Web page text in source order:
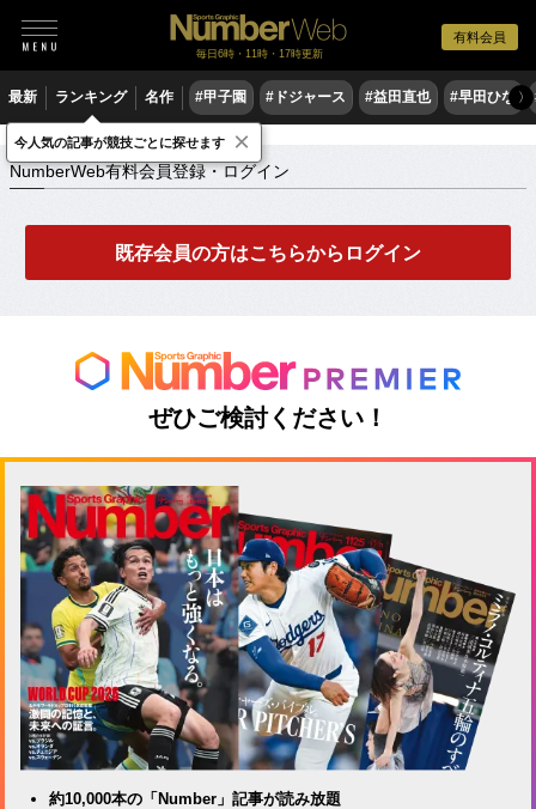
有料会員
毎日6時・11時・17時更新
最新 ランキング 名作 #甲子園 #ドジャース #益田直也 #早田ひな 〉
NumberWeb有料会員登録・ログイン
NumberWeb有料会員登録・ログイン
既存会員の方はこちらからログイン
ぜひご検討ください！
約10,000本の「Number」記事が読み放題
今人気の記事が競技ごとに探せます ×